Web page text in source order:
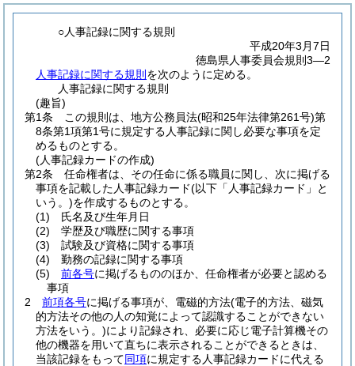
○人事記録に関する規則
平成20年3月7日
徳島県人事委員会規則3―2
人事記録に関する規則 を次のように定める。
人事記録に関する規則
(趣旨)
第1条
この規則は、地方公務員法(昭和25年法律第261号)第
8条第1項第1号に規定する人事記録に関し必要な事項を定
めるものとする。
(人事記録カードの作成)
第2条
任命権者は、その任命に係る職員に関し、次に掲げる
事項を記載した人事記録カード(以下「人事記録カード」と
いう。)を作成するものとする。
(1)
氏名及び生年月日
(2)
学歴及び職歴に関する事項
(3)
試験及び資格に関する事項
(4)
勤務の記録に関する事項
(5)
前各号に掲げるもののほか、任命権者が必要と認める
事項
2
前項各号に掲げる事項が、電磁的方法(電子的方法、磁気
的方法その他の人の知覚によって認識することができない
方法をいう。)により記録され、必要に応じ電子計算機その
他の機器を用いて直ちに表示されることができるときは、
当該記録をもって同項に規定する人事記録カードに代える